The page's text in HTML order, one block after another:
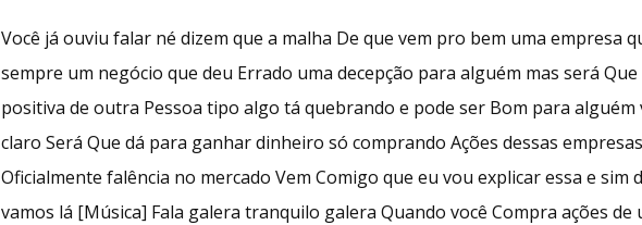
Você já ouviu falar né dizem que a malha De que vem pro bem uma empresa
sempre um negócio que deu Errado uma decepção para alguém mas será
positiva de outra Pessoa tipo algo tá quebrando e pode ser Bom para alguém
claro Será Que dá para ganhar dinheiro só comprando Ações dessas
Oficialmente falência no mercado Vem Comigo que eu vou explicar essa e sim
vamos lá [Música] Fala galera tranquilo galera Quando você Compra ações de